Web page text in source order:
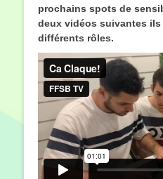
prochains spots de
deux vidéos suivantes
différents rôles.